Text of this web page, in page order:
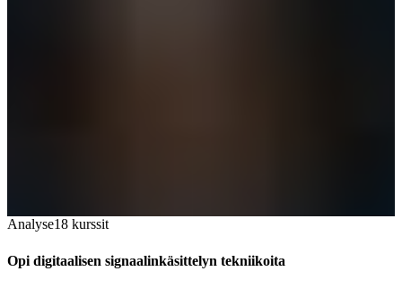
Analyse18 kurssit
Opi digitaalisen signaalinkäsittelyn tekniikoita